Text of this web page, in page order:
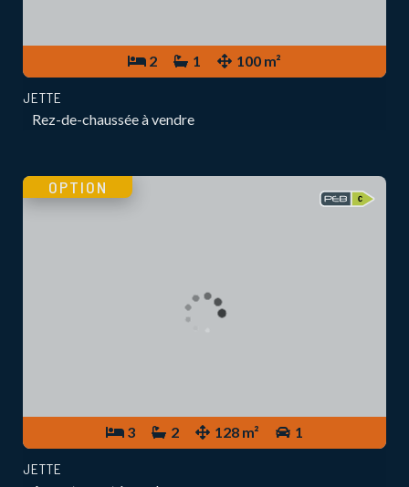
2 1 100 m²
JETTE
Rez-de-chaussée à vendre
3 2 128 m² 1
OPTION
JETTE